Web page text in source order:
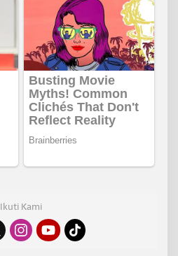
Ikuti Kami